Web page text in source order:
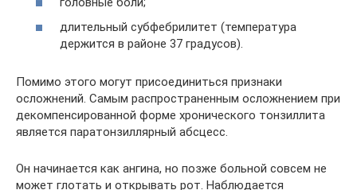
длительный субфебрилитет (температура
держится в районе 37 градусов).
Помимо этого могут присоединиться признаки
осложнений. Самым распространенным осложнением при
декомпенсированной форме хронического тонзиллита
является паратонзиллярный абсцесс.
Он начинается как ангина, но позже больной совсем не
может глотать и открывать рот. Наблюдается